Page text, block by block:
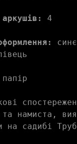
4
папір
та намиста,
на садибі